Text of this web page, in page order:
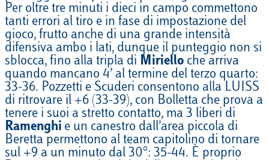
Per oltre tre minuti i dieci in campo commettono
tanti errori al tiro e in fase di impostazione del
gioco, frutto anche di una grande intensità
difensiva ambo i lati, dunque il punteggio non si
sblocca, fino alla tripla di Miriello che arriva
quando mancano 4’ al termine del terzo quarto:
33-36. Pozzetti e Scuderi consentono alla LUISS
di ritrovare il +6 (33-39), con Bolletta che prova a
tenere i suoi a stretto contatto, ma 3 liberi di
Ramenghi e un canestro dall’area piccola di
Beretta permettono al team capitolino di tornare
sul +9 a un minuto dal 30°: 35-44. È proprio